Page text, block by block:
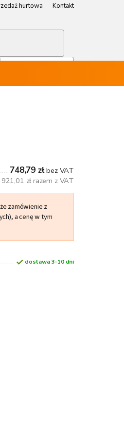
hurtowa
Kontakt
748,79 złbez VAT
921,01 zł razem z VAT
zamówienie z
a cenę w tym
dostawa 3-10 dni